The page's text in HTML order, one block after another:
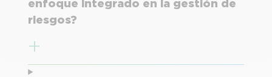
enfoque integrado en la gestión de
riesgos?